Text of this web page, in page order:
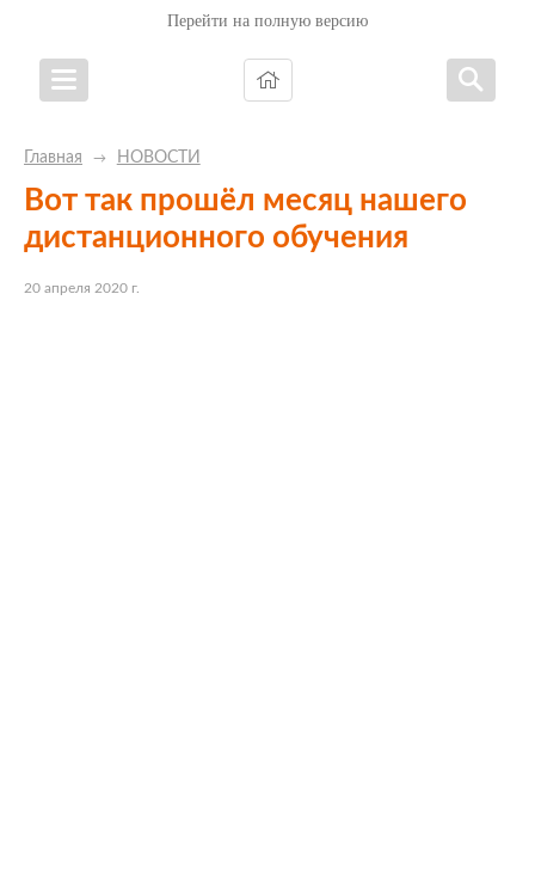
Перейти на полную версию
Главная → НОВОСТИ
Вот так прошёл месяц нашего
дистанционного обучения
20 апреля 2020 г.